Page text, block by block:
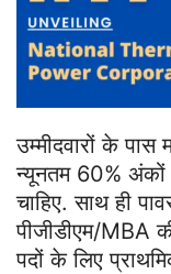
उम्मीदवारों के पास
न्यूनतम 60% अंकों
चाहिए. साथ ही
पीजीडीएम/MBA
पदों के लिए